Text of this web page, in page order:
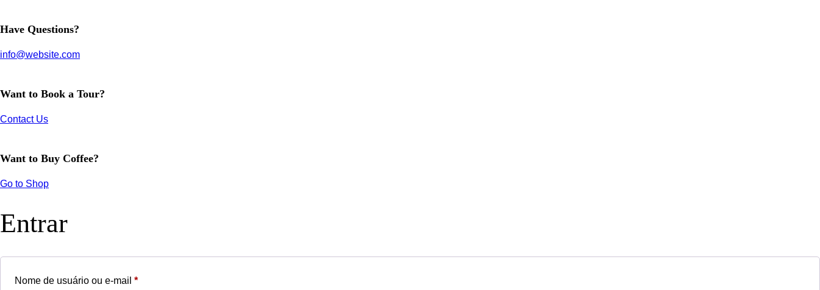
Have Questions?
info@website.com
Want to Book a Tour?
Contact Us
Want to Buy Coffee?
Go to Shop
Entrar
Nome de usuário ou e-mail *Obrigatório